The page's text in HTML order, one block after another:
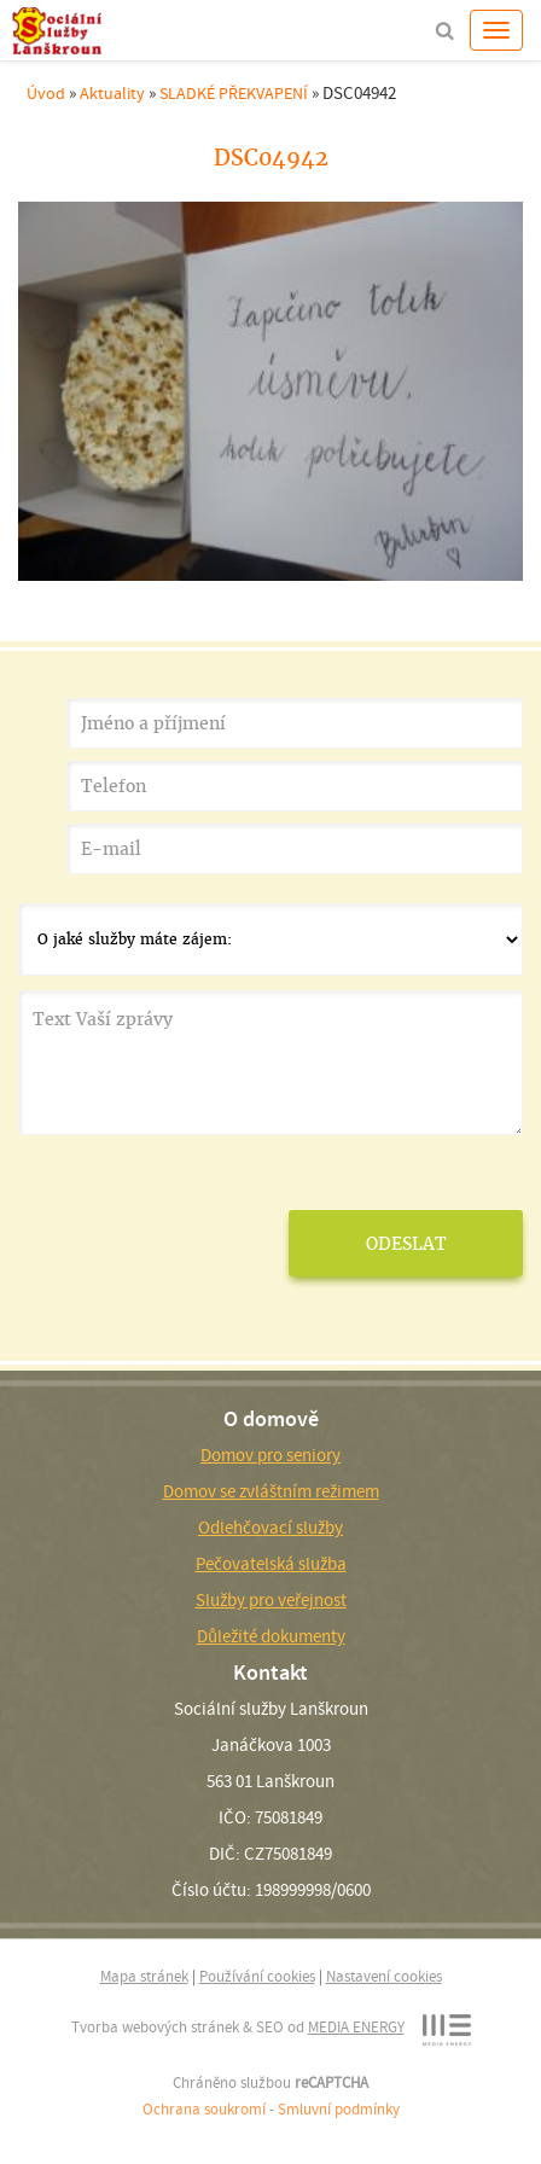
Úvod »Aktuality »SLADKÉ PŘEKVAPENÍ » DSC04942
DSC04942
O domově
Domov pro seniory
Domov se zvláštním režimem
Odlehčovací služby
Pečovatelská služba
Služby pro veřejnost
Důležité dokumenty
Kontakt
Sociální služby Lanškroun
Janáčkova 1003
563 01 Lanškroun
IČO: 75081849
DIČ: CZ75081849
Číslo účtu: 198999998/0600
Mapa stránek| Používání cookies| Nastavení cookies
Tvorba webových stránek & SEO od MEDIA ENERGY
Chráněno službou reCAPTCHA
Ochrana soukromí -Smluvní podmínky